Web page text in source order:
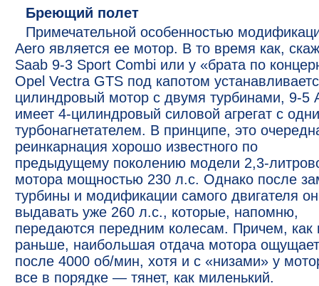
Бреющий полет
Примечательной особенностью
Aero является ее мотор. В то время как,
Saab 9-3 Sport Combi или у «брата по
Opel Vectra GTS под капотом
цилиндровый мотор с двумя турбинами, 9-5
имеет 4-цилиндровый силовой агрегат с
турбонагнетателем. В принципе, это
реинкарнация хорошо известного по
предыдущему поколению модели 2,3-
мотора мощностью 230 л.с. Однако после
турбины и модификации самого двигателя
выдавать уже 260 л.с., которые, напомню,
передаются передним колесам. Причем, как
раньше, наибольшая отдача мотора
после 4000 об/мин, хотя и с «низами» у
все в порядке — тянет, как миленький.